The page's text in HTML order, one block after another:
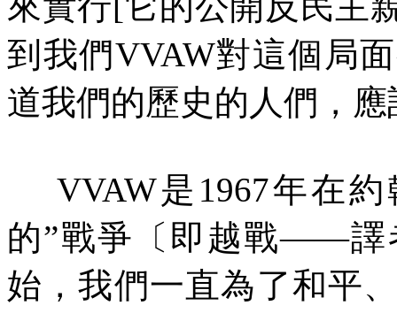
到我們VVAW對這個局
道我們的歷史的人們，
VVAW是1967年在約
的”戰爭〔即越戰——譯
始，我們一直為了和平